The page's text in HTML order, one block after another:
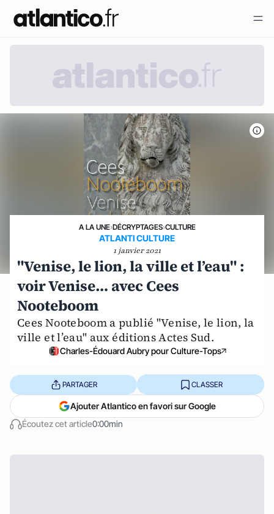
A LA UNE›DÉCRYPTAGES›CULTURE
ATLANTI CULTURE
1 janvier 2021
"Venise, le lion, la ville et l’eau" :
voir Venise… avec Cees
Nooteboom
Cees Nooteboom a publié "Venise, le lion, la
ville et l’eau" aux éditions Actes Sud.
Charles-Édouard Aubry pour Culture-Tops
Écoutez cet article0:00min
PARTAGER CLASSER
Ajouter Atlantico en favori sur Google